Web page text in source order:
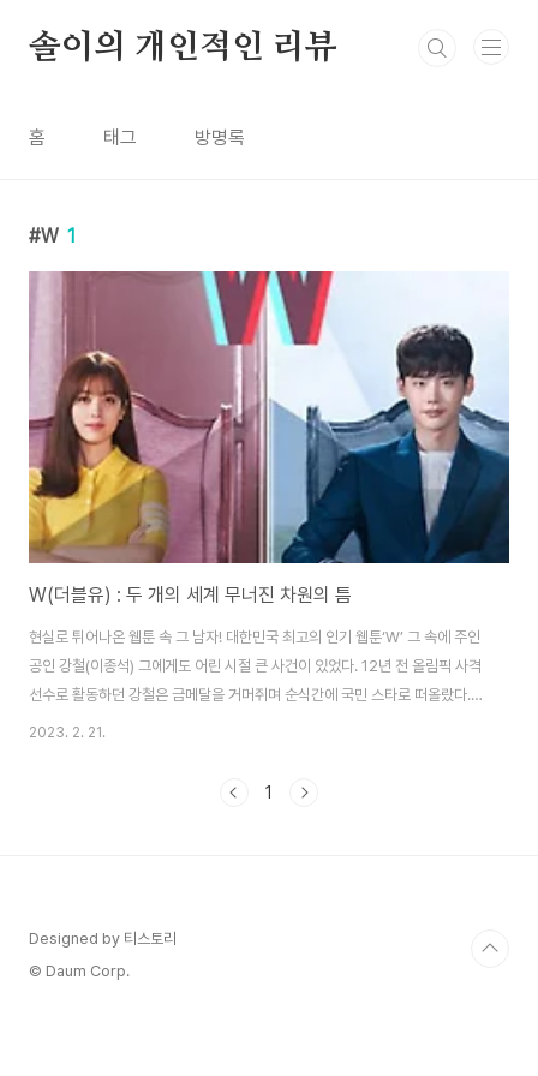
솔이의 개인적인 리뷰
홈 태그 방명록
W 1
W(더블유) : 두 개의 세계 무너진 차원의 틈
현실로 튀어나온 웹툰 속 그 남자! 대한민국 최고의 인기 웹툰‘W’ 그 속에 주인
공인 강철(이종석) 그에게도 어린 시절 큰 사건이 있었다. 12년 전 올림픽 사격
선수로 활동하던 강철은 금메달을 거머쥐며 순식간에 국민 스타로 떠올랐다.
어느 날, 온 가족이 의문의 살인을 당하면서 강철이 억울하게 누명을 쓰게 된다.
의 수감 끝에 증거 불충분으로 풀려나지만, 돌아온 집엔 아무도 없었다. 삶을 포
2023. 2. 21.
1
Designed by 티스토리
© Daum Corp.